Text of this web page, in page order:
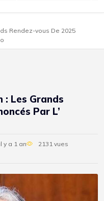
Rendez-vous De 2025
: Les Grands
Par L’
il y a 1 an
2131 vues